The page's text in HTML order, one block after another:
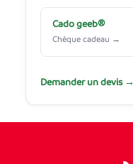
Cado geeb®
Chèque cadeau →
Demander un devis →